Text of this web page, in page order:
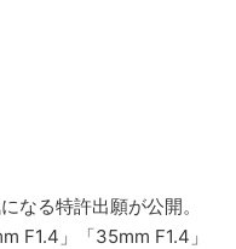
なる特許出願が公開。
F1.4」「35mm F1.4」